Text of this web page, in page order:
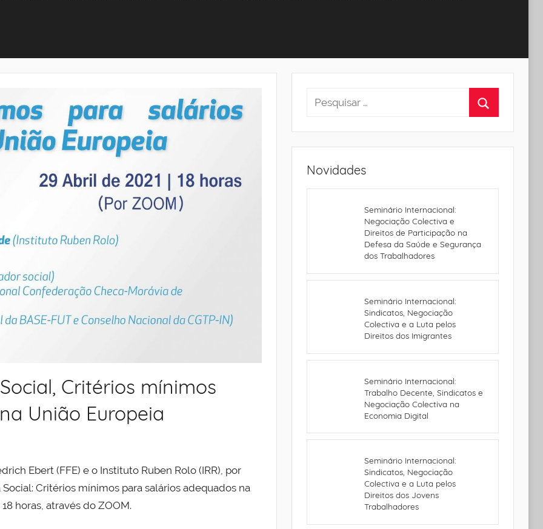
Critérios mínimos
União Europeia
Ebert (FFE) e o Instituto Ruben Rolo (IRR), por
Critérios mínimos para salários adequados na
horas, através do ZOOM.
Novidades
Seminário Internacional:
Negociação Colectiva e
Direitos de Participação na
Defesa da Saúde e Segurança
dos Trabalhadores
Seminário Internacional:
Sindicatos, Negociação
Colectiva e a Luta pelos
Direitos dos Imigrantes
Seminário Internacional:
Trabalho Decente, Sindicatos e
Negociação Colectiva na
Economia Digital
Seminário Internacional:
Sindicatos, Negociação
Colectiva e a Luta pelos
Direitos dos Jovens
Trabalhadores